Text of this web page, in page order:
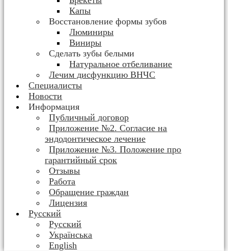
Капы
Восстановление формы зубов
Люминиры
Виниры
Сделать зубы белыми
Натуральное отбеливание
Лечим дисфункцию ВНЧС
Специалисты
Новости
Информация
Публичный договор
Приложение №2. Согласие на
эндодонтическое лечение
Приложение №3. Положение про
гарантийный срок
Отзывы
Работа
Обращение граждан
Лицензия
Русский
Русский
Українська
English